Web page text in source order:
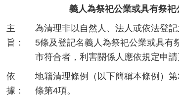
義人為祭祀公業或具有祭
主
旨：
為清理非以自然人、法人或依法登
5條及登記名義人為祭祀公業或具有
市符合者，利害關係人應依規定申請
依
據：
地籍清理條例（以下簡稱本條例）
條第4項。